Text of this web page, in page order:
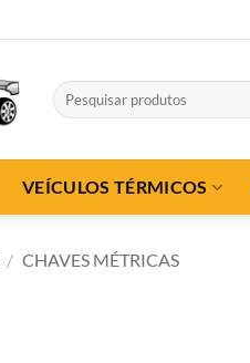
Pesquisar
por:
VEÍCULOS TÉRMICOS
/ CHAVES MÉTRICAS